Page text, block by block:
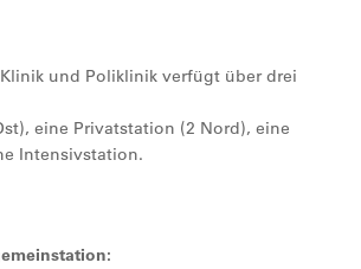
und Poliklinik verfügt über drei
eine Privatstation (2 Nord), eine
Intensivstation.